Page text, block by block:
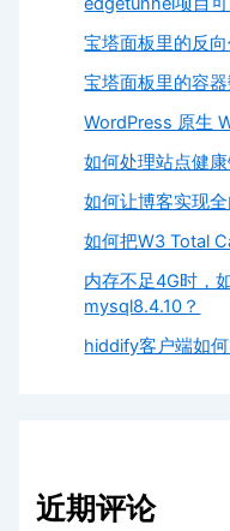
宝塔面板里的反
宝塔面板里的容
WordPress 原生
如何处理站点健
如何让博客实现
如何把W3 Total
内存不足4G时，
mysql8.4.10？
hiddify客户端如
近期评论